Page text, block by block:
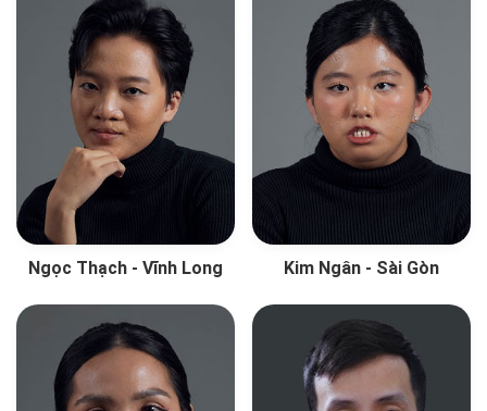
Ngọc Thạch - Vĩnh Long Kim Ngân - Sài Gòn